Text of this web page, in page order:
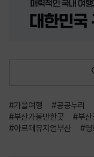
#가을여행 #공공누리
#부산가볼만한곳
#부산
#아르떼뮤지엄부산
#영